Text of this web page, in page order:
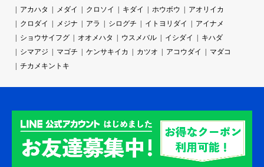
アカハタ
メダイ クロソイ キダイ ホウボウ
アオリイカ
クロダイ
メジナ アラ シログチ イトヨリダイ
アイナメ
ショウサイフグ
オオメハタ ウスメバル イシダイ
キハダ
シマアジ
マゴチ ケンサキイカ カツオ アコウダイ
マダコ
チカメキントキ